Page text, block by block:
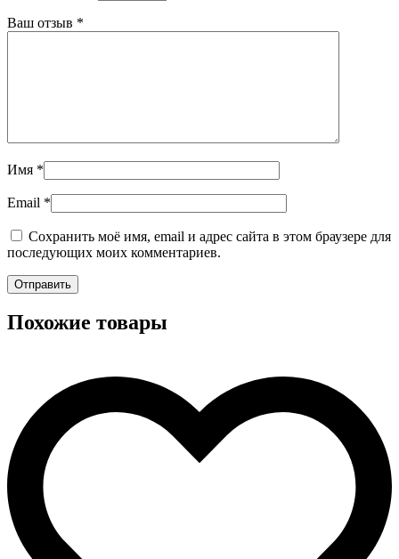
Ваш отзыв *
Имя *
Email *
Сохранить моё имя, email и адрес сайта в этом браузере для
последующих моих комментариев.
Похожие товары